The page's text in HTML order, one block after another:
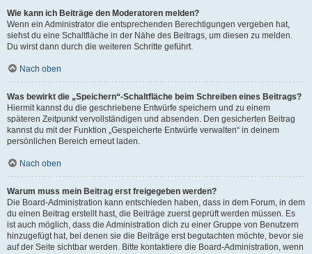
Wie kann ich Beiträge den Moderatoren melden?
Wenn ein Administrator die entsprechenden Berechtigungen vergeben hat,
siehst du eine Schaltfläche in der Nähe des Beitrags, um diesen zu melden.
Du wirst dann durch die weiteren Schritte geführt.
Nach oben
Was bewirkt die „Speichern“-Schaltfläche beim Schreiben eines Beitrags?
Hiermit kannst du die geschriebene Entwürfe speichern und zu einem
späteren Zeitpunkt vervollständigen und absenden. Den gesicherten Beitrag
kannst du mit der Funktion „Gespeicherte Entwürfe verwalten“ in deinem
persönlichen Bereich erneut laden.
Nach oben
Warum muss mein Beitrag erst freigegeben werden?
Die Board-Administration kann entschieden haben, dass in dem Forum, in dem
du einen Beitrag erstellt hast, die Beiträge zuerst geprüft werden müssen. Es
ist auch möglich, dass die Administration dich zu einer Gruppe von Benutzern
hinzugefügt hat, bei denen sie die Beiträge erst begutachten möchte, bevor sie
auf der Seite sichtbar werden. Bitte kontaktiere die Board-Administration, wenn